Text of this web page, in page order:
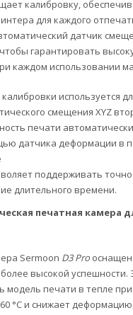
калибровку,
для каждого
датчик
гарантировать
каждом использовании
используется
смещения XYZ
печати
датчика деформации в
поддерживать
длительного времени.
печатная камера
Sermoon D3 Pro
высокой успешности.
модель печати в тепле
°C и снижает